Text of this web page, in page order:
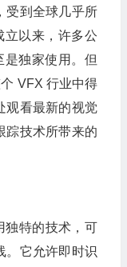
受到全球几乎所
立以来，许多公
是独家使用。但
VFX 行业中得
观看最新的视觉
踪技术所带来的
独特的技术，可
。它允许即时识